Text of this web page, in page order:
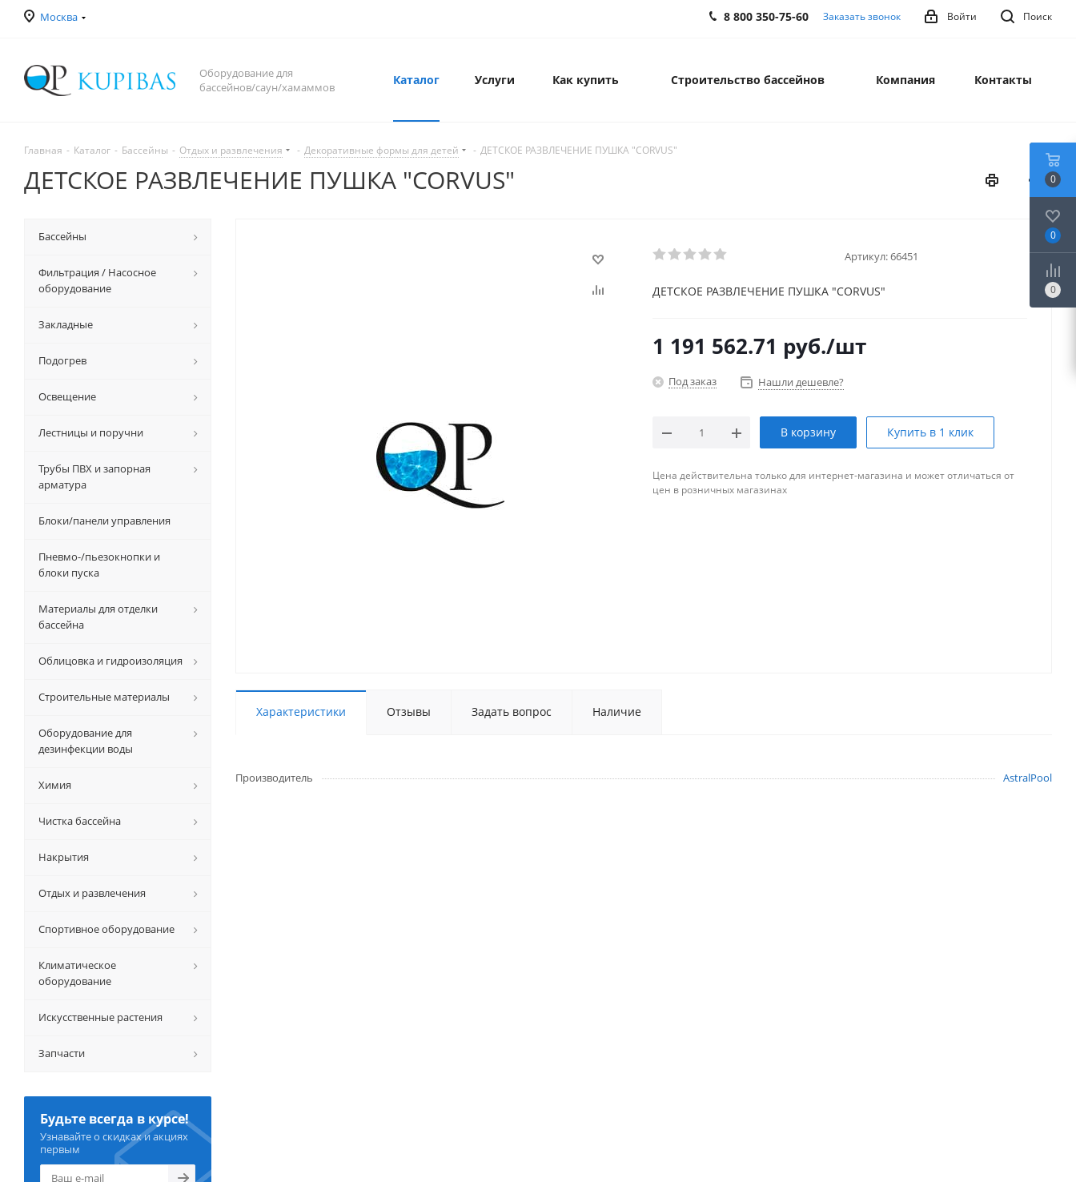
Москва Поиск
Войти
8 800 350-75-60 Заказать звонок
Оборудование для
бассейнов/саун/хамаммов
Каталог Услуги Как купить Строительство бассейнов Компания Контакты
Главная - Каталог - Бассейны - Отдых и развлечения - Декоративные формы для детей - ДЕТСКОЕ РАЗВЛЕЧЕНИЕ ПУШКА "CORVUS"
ДЕТСКОЕ РАЗВЛЕЧЕНИЕ ПУШКА "CORVUS"
Артикул:66451
ДЕТСКОЕ РАЗВЛЕЧЕНИЕ ПУШКА "CORVUS"
1 191 562.71 руб./шт
Под заказ Нашли дешевле?
В корзину Купить в 1 клик
Цена действительна только для интернет-магазина и может отличаться от
цен в розничных магазинах
Характеристики Отзывы Задать вопрос Наличие
Производитель AstralPool
Бассейны
Фильтрация / Насосное
оборудование
Закладные
Подогрев
Освещение
Лестницы и поручни
Трубы ПВХ и запорная
арматура
Блоки/панели управления
Пневмо-/пьезокнопки и
блоки пуска
Материалы для отделки
бассейна
Облицовка и гидроизоляция
Строительные материалы
Оборудование для
дезинфекции воды
Химия
Чистка бассейна
Накрытия
Отдых и развлечения
Спортивное оборудование
Климатическое
оборудование
Искусственные растения
Запчасти
Будьте всегда в курсе!
Узнавайте о скидках и акциях
первым
0
0
0